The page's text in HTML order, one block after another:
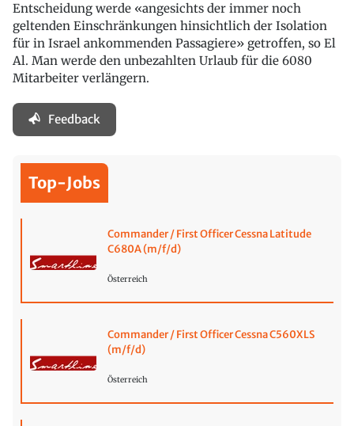
Entscheidung werde «angesichts der immer noch
geltenden Einschränkungen hinsichtlich der Isolation
für in Israel ankommenden Passagiere» getroffen, so El
Al. Man werde den unbezahlten Urlaub für die 6080
Mitarbeiter verlängern.
Feedback
Top-Jobs
Commander / First Officer Cessna Latitude
C680A (m/f/d)
Österreich
Commander / First Officer Cessna C560XLS
(m/f/d)
Österreich